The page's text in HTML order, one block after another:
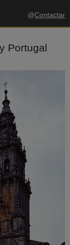
@Contactar
Portugal